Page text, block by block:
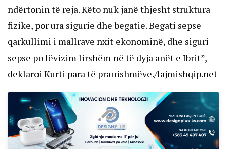
ndërtonin të reja. Këto nuk janë thjesht struktura
fizike, por ura sigurie dhe begatie. Begati sepse
qarkullimi i mallrave nxit ekonominë, dhe siguri
sepse po lëvizim lirshëm në të dyja anët e Ibrit”,
deklaroi Kurti para të pranishmëve./lajmishqip.net